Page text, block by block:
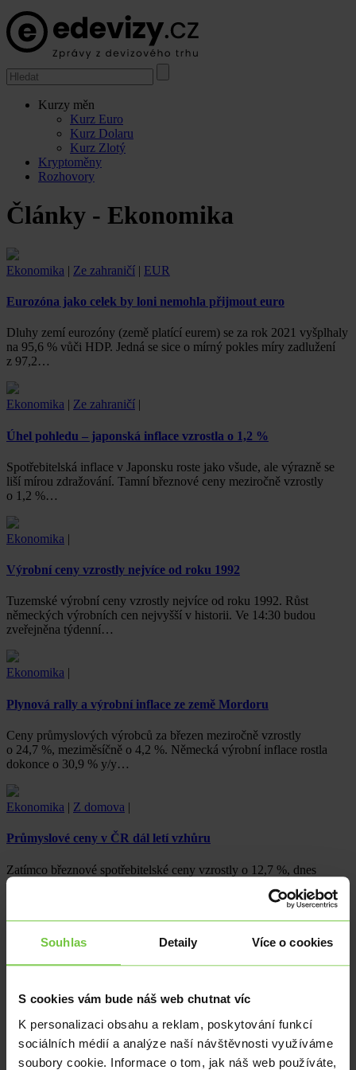
Souhlas Detaily Více o cookies
S cookies vám bude náš web chutnat víc
K personalizaci obsahu a reklam, poskytování funkcí
sociálních médií a analýze naší návštěvnosti využíváme
soubory cookie. Informace o tom, jak náš web používáte,
Kurzy měn
Kurz Euro
Kurz Dolaru
Kurz Zlotý
Kryptoměny
Rozhovory
Články - Ekonomika
Ekonomika | Ze zahraničí | EUR
Eurozóna jako celek by loni nemohla přijmout euro
Dluhy zemí eurozóny (země platící eurem) se za rok 2021 vyšplhaly
na 95,6 % vůči HDP. Jedná se sice o mírný pokles míry zadlužení
z 97,2…
Ekonomika | Ze zahraničí |
Úhel pohledu – japonská inflace vzrostla o 1,2 %
Spotřebitelská inflace v Japonsku roste jako všude, ale výrazně se
liší mírou zdražování. Tamní březnové ceny meziročně vzrostly
o 1,2 %…
Ekonomika |
Výrobní ceny vzrostly nejvíce od roku 1992
Tuzemské výrobní ceny vzrostly nejvíce od roku 1992. Růst
německých výrobních cen nejvyšší v historii. Ve 14:30 budou
zveřejněna týdenní…
Ekonomika
Plynová rally a výrobní inflace ze země Mordoru
Ceny průmyslových výrobců za březen meziročně vzrostly
o 24,7 %, meziměsíčně o 4,2 %. Německá výrobní inflace rostla
dokonce o 30,9 % y/y…
Ekonomika | Z domova |
Průmyslové ceny v ČR dál letí vzhůru
Zatímco březnové spotřebitelské ceny vzrostly o 12,7 %, dnes
zveřejněné ceny průmyslových výrobců za stejný měsíc ukázaly na
Ekonomika|EUR
Po posledním zasedání ECB euro proti dolaru nejníže od května
2020. Zvyšování sazeb v nedohlednu. Eurodolar za 1,08. Trhy
vyčkávají.